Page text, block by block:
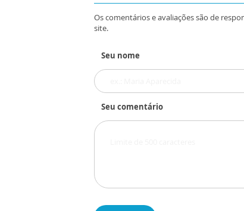
Os comentários e avaliações são de
site.
Seu nome
Seu comentário